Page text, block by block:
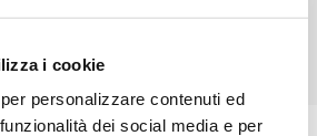
i cookie
personalizzare contenuti ed
dei social media e per